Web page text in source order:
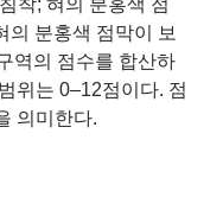
착; 혀의 분홍색 점
의 분홍색 점막이 보
역의 점수를 합산하
위는 0–12점이다. 점
의미한다.